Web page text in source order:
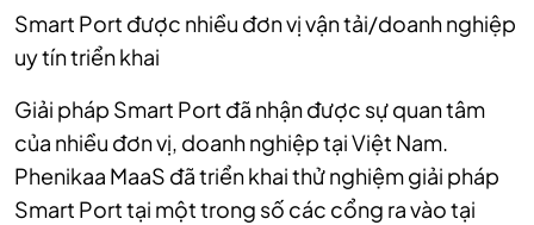
Smart Port được nhiều đơn vị vận tải/doanh nghiệp
uy tín triển khai
Giải pháp Smart Port đã nhận được sự quan tâm
của nhiều đơn vị, doanh nghiệp tại Việt Nam.
Phenikaa MaaS đã triển khai thử nghiệm giải pháp
Smart Port tại một trong số các cổng ra vào tại